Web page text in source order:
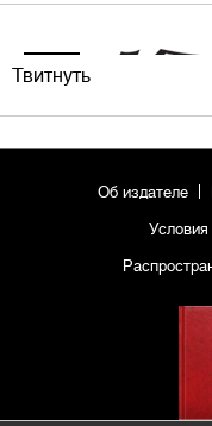
Твитнуть
Об издателе
Условия